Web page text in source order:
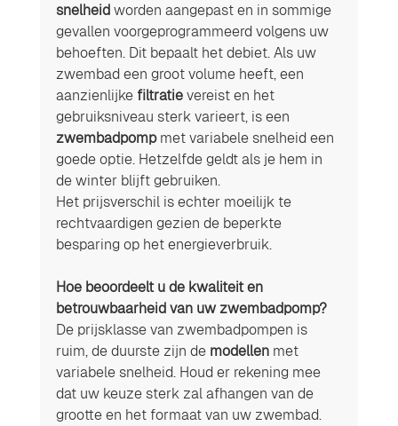
snelheid worden aangepast en in sommige
gevallen voorgeprogrammeerd volgens uw
behoeften. Dit bepaalt het debiet. Als uw
zwembad een groot volume heeft, een
aanzienlijke filtratie vereist en het
gebruiksniveau sterk varieert, is een
zwembadpomp met variabele snelheid een
goede optie. Hetzelfde geldt als je hem in
de winter blijft gebruiken.
Het prijsverschil is echter moeilijk te
rechtvaardigen gezien de beperkte
besparing op het energieverbruik.
Hoe beoordeelt u de kwaliteit en
betrouwbaarheid van uw zwembadpomp?
De prijsklasse van zwembadpompen is
ruim, de duurste zijn de modellen met
variabele snelheid. Houd er rekening mee
dat uw keuze sterk zal afhangen van de
grootte en het formaat van uw zwembad.